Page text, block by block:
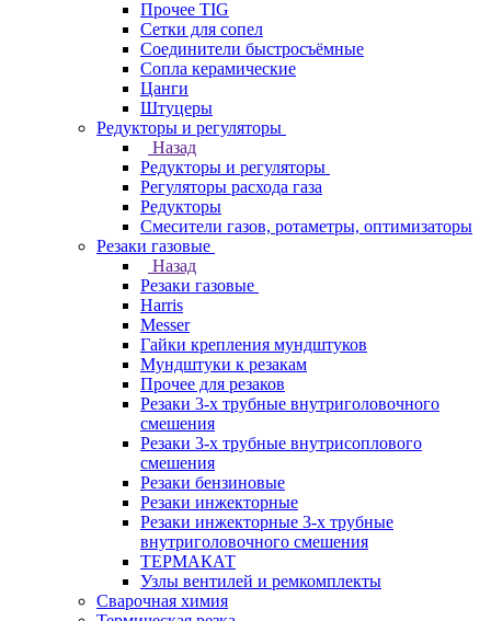
Прочее TIG
Сетки для сопел
Соединители быстросъёмные
Сопла керамические
Цанги
Штуцеры
Редукторы и регуляторы
Назад
Редукторы и регуляторы
Регуляторы расхода газа
Редукторы
Смесители газов, ротаметры, оптимизаторы
Резаки газовые
Назад
Резаки газовые
Harris
Messer
Гайки крепления мундштуков
Мундштуки к резакам
Прочее для резаков
Резаки 3-х трубные внутриголовочного
смешения
Резаки 3-х трубные внутрисоплового
смешения
Резаки бензиновые
Резаки инжекторные
Резаки инжекторные 3-х трубные
внутриголовочного смешения
ТЕРМАКАТ
Узлы вентилей и ремкомплекты
Сварочная химия